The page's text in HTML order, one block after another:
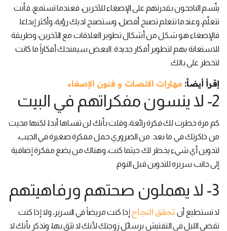
يتّسم الناجحون بقدرتهم على الإصغاء للآخرين، فعندما تستمع، فأنت
تتعلّم، وعندما تتعلم تصبح أفضل، وستصبح لديك رؤية، وأكثر إبداعا.
فالإصغاء هو شكل من أشكال تطوير العلاقات مع الآخرين، وطريقة
للاستعانة بهم لتطوير أفكار جديدة. البعض سيمنحك أفكاراً ما كانت
لتخطر على بالك.
إقرأ أيضاً: مهارات الانصات و فنون الإصغاء
2- لا ينسون مفكراتهم في البيت
كم مرة خطرت لك فكرة رائعة، وقلت بأنك لن تنساها أبدا، لكنها محيت
من ذاكرتك في ما بعد. من الضروري حمل مفكرة صغيرة في الجيب،
لتدوين أي شيء يخطر لك حيثما كنت، وهناك من يضع مفكرة إضافية
إلى جانب سريره للتدوين قبل النوم.
3- لا يهملون صحتهم ورفاهيتهم
لا تستطيع أن تحقق النجاح إذا كنت مريضاً في السرير، ولا إذا كنت
تقضي الليل في التفتيش برسائل زوجتك لأنك لا تثق بها، وتذكر بأنك لا